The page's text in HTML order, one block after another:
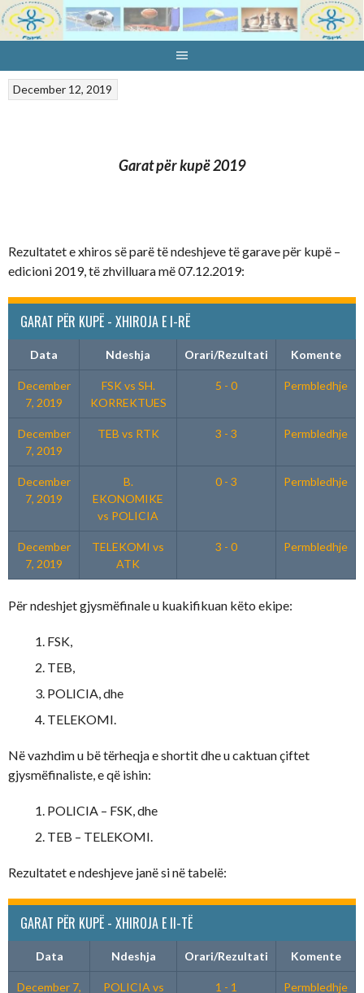
Skip
to
December 12, 2019
Garat për kupë 2019
Rezultatet e xhiros së parë të ndeshjeve të garave për kupë –
edicioni 2019, të zhvilluara më 07.12.2019:
GARAT PËR KUPË - XHIROJA E I-RË
Data Ndeshja Orari/Rezultati Komente
December
7, 2019
FSK vs SH.
KORREKTUES
5 - 0 Permbledhje
December
7, 2019
TEB vs RTK 3 - 3 Permbledhje
December
7, 2019
B.
EKONOMIKE
vs POLICIA
0 - 3 Permbledhje
December
7, 2019
TELEKOMI vs
ATK
3 - 0 Permbledhje
Për ndeshjet gjysmëfinale u kuakifikuan këto ekipe:
FSK,
TEB,
POLICIA, dhe
TELEKOMI.
Në vazhdim u bë tërheqja e shortit dhe u caktuan çiftet
gjysmëfinaliste, e që ishin:
POLICIA – FSK, dhe
TEB – TELEKOMI.
Rezultatet e ndeshjeve janë si në tabelë:
GARAT PËR KUPË - XHIROJA E II-TË
Data Ndeshja Orari/Rezultati Komente
December 7,
POLICIA vs
1 - 1 Permbledhje